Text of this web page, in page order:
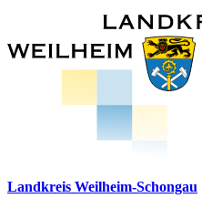
Landkreis Weilheim-Schongau